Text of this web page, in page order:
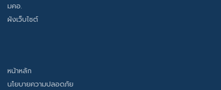
มคอ.
ผังเว็บไซต์
หน้าหลัก
นโยบายความปลอดภัย